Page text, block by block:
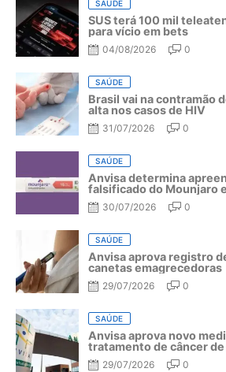
SAÚDE
SUS terá 100 mil
para vício em bets
04/08/2026 0
SAÚDE
Brasil vai na contramão
alta nos casos de HIV
31/07/2026 0
SAÚDE
Anvisa determina
falsificado do Mounjaro
riscos do medicamento
30/07/2026 0
SAÚDE
Anvisa aprova registro
canetas emagrecedoras
29/07/2026 0
SAÚDE
Anvisa aprova novo
tratamento de câncer
29/07/2026 0